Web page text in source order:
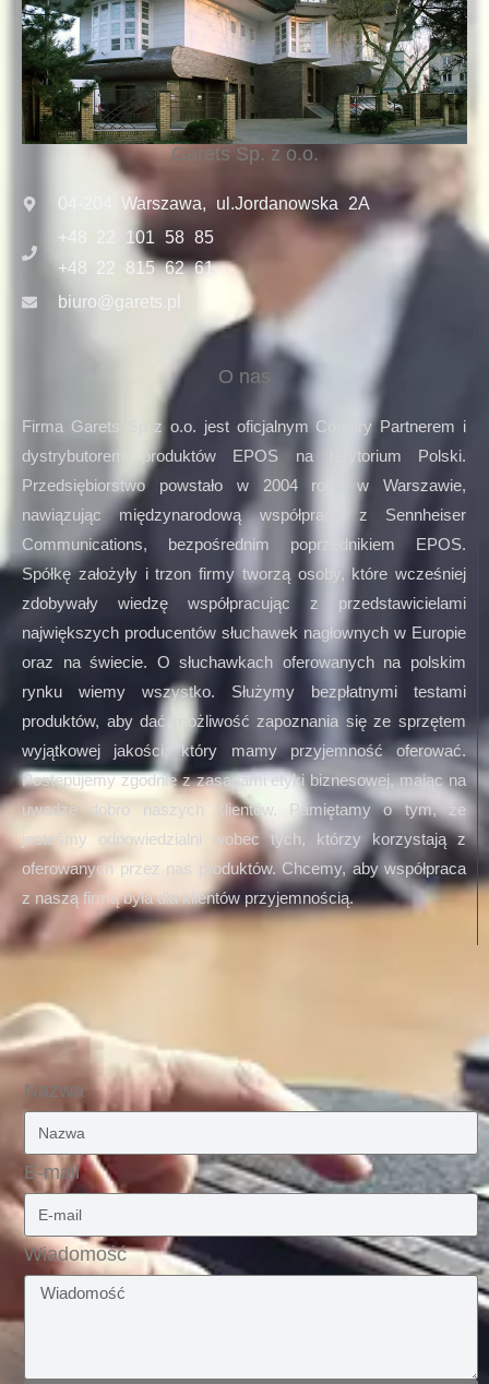
Garets Sp. z o.o.
04-204 Warszawa, ul.Jordanowska 2A
+48 22 101 58 85
+48 22 815 62 61
biuro@garets.pl
O nas
Firma Garets Sp z o.o. jest oficjalnym Country Partnerem i
dystrybutorem produktów EPOS na terytorium Polski.
Przedsiębiorstwo powstało w 2004 roku w Warszawie,
nawiązując międzynarodową współpracę z Sennheiser
Communications, bezpośrednim poprzednikiem EPOS.
Spółkę założyły i trzon firmy tworzą osoby, które wcześniej
zdobywały wiedzę współpracując z przedstawicielami
największych producentów słuchawek nagłownych w Europie
oraz na świecie. O słuchawkach oferowanych na polskim
rynku wiemy wszystko. Służymy bezpłatnymi testami
produktów, aby dać możliwość zapoznania się ze sprzętem
wyjątkowej jakości, który mamy przyjemność oferować.
Postępujemy zgodnie z zasadami etyki biznesowej, mając na
uwadze dobro naszych klientów. Pamiętamy o tym, że
jesteśmy odpowiedzialni wobec tych, którzy korzystają z
oferowanych przez nas produktów. Chcemy, aby współpraca
z naszą firmą była dla klientów przyjemnością.
Nazwa
E-mail
Wiadomość